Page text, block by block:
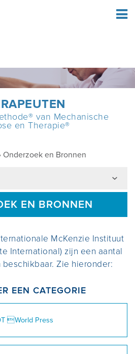
METHODE®?
METHODE®
MIJ GESCHIKT?
CURSUSSEN
INTERNATIONAL
MINL
van Mechanische
en Therapie®
Onderzoek en Bronnen
EN BRONNEN
McKenzie Instituut
International) zijn een aantal
Zie hieronder:
EEN CATEGORIE
World Press